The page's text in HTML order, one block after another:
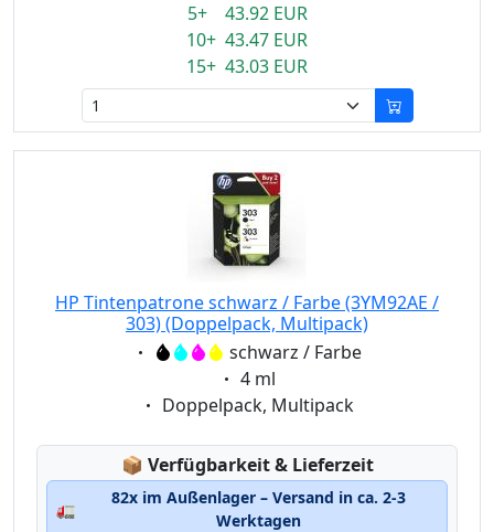
5+ 43.92 EUR
10+ 43.47 EUR
15+ 43.03 EUR
HP Tintenpatrone schwarz / Farbe (3YM92AE /
303) (Doppelpack, Multipack)
Eigenschaft:schwarz / Farbe
Eigenschaft:
4 ml
Eigenschaft:
Doppelpack, Multipack
📦 Lagerstatus:
Verfügbarkeit & Lieferzeit
🚛
82x im Außenlager – Versand in ca. 2-3
Werktagen